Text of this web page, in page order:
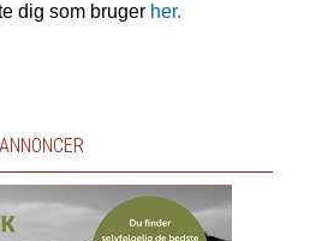
dig som bruger her.
ANNONCER